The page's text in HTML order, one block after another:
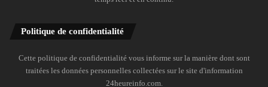
Politique de confidentialité
Cette politique de confidentialité vous informe sur la manière dont sont
traitées les données personnelles collectées sur le site d'information
24heureinfo.com.